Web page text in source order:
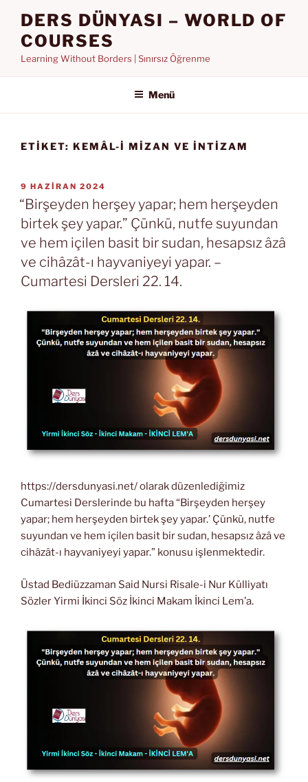
DERS DÜNYASI – WORLD OF
COURSES
Learning Without Borders | Sınırsız Öğrenme
Menü
ETIKET: KEMÂL-I MIZAN VE INTIZAM
YAYIM
TARIHI
9 HAZIRAN 2024
“Birşeyden herşey yapar; hem herşeyden
birtek şey yapar.” Çünkü, nutfe suyundan
ve hem içilen basit bir sudan, hesapsız âzâ
ve cihâzât-ı hayvaniyeyi yapar. –
Cumartesi Dersleri 22. 14.
https://dersdunyasi.net/ olarak düzenlediğimiz
Cumartesi Derslerinde bu hafta “Birşeyden herşey
yapar; hem herşeyden birtek şey yapar.’ Çünkü, nutfe
suyundan ve hem içilen basit bir sudan, hesapsız âzâ ve
cihâzât-ı hayvaniyeyi yapar.” konusu işlenmektedir.
Üstad Bediüzzaman Said Nursi Risale-i Nur Külliyatı
Sözler Yirmi İkinci Söz İkinci Makam İkinci Lem’a.